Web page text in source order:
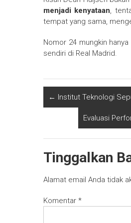
menjadi kenyataan,
tempat yang sama,
Nomor 24 mungkin
sendiri di Real Madrid.
← Institut Teknologi
Evaluasi
Tinggalkan
Alamat email Anda tidak
Komentar *